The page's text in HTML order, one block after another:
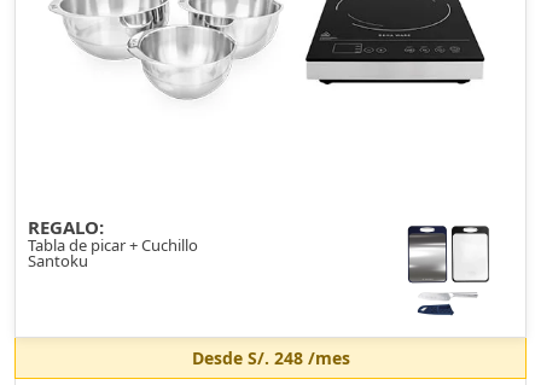
REGALO:
Tabla de picar + Cuchillo
Santoku
Desde S/. 248/mes